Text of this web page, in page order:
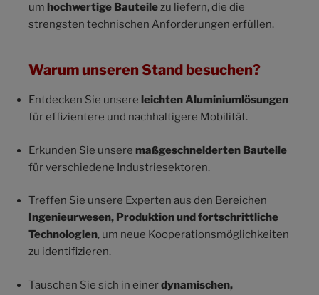
um hochwertige Bauteilezu liefern, die die
strengsten technischen Anforderungen erfüllen.
Warum unseren Stand besuchen?
Entdecken Sie unsere leichten Aluminiumlösungen
für effizientere und nachhaltigere Mobilität.
Erkunden Sie unsere maßgeschneiderten Bauteile
für verschiedene Industriesektoren.
Treffen Sie unsere Experten aus den Bereichen
Ingenieurwesen, Produktion und fortschrittliche
Technologien, um neue Kooperationsmöglichkeiten
zu identifizieren.
Tauschen Sie sich in einerdynamischen,